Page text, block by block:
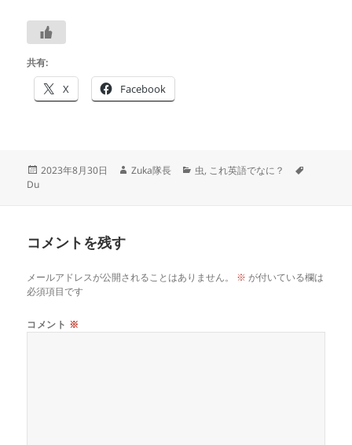
共有:
X Facebook
投
2023年8月30日
作
Zuka隊長
カ
虫, これ英語でなに？
Du
コメントを残す
メールアドレスが公開されることはありません。 ※ が付いている欄は
必須項目です
コメント ※